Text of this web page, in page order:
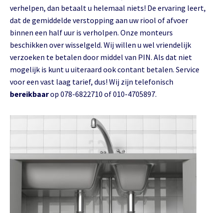
verhelpen, dan betaalt u helemaal niets! De ervaring leert,
dat de gemiddelde verstopping aan uw riool of afvoer
binnen een half uur is verholpen. Onze monteurs
beschikken over wisselgeld. Wij willen u wel vriendelijk
verzoeken te betalen door middel van PIN. Als dat niet
mogelijk is kunt u uiteraard ook contant betalen. Service
voor een vast laag tarief, dus! Wij zijn telefonisch
bereikbaarop 078-6822710 of 010-4705897.